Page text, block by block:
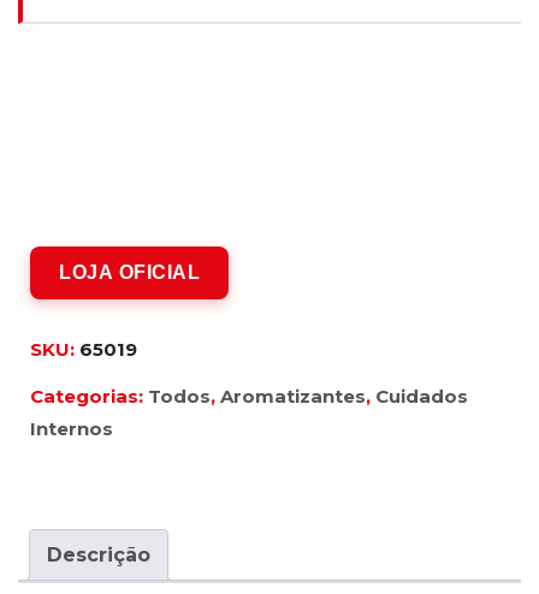
LOJA OFICIAL
SKU: 65019
Categorias: Todos, Aromatizantes, Cuidados
Internos
Descrição